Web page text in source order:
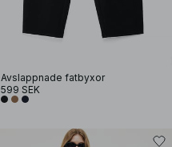
Avslappnade fatbyxor
599 SEK